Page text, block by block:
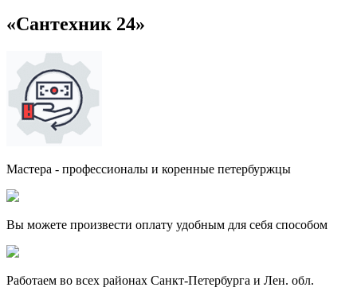
«Сантехник 24»
Мастера - профессионалы и коренные петербуржцы
Вы можете произвести оплату удобным для себя способом
Работаем во всех районах Санкт-Петербурга и Лен. обл.